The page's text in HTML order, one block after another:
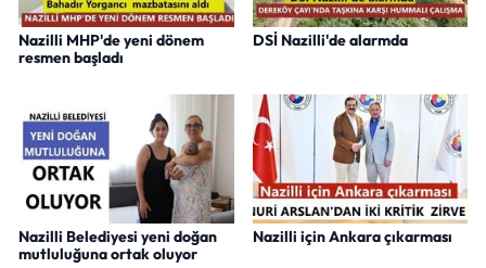
Nazilli MHP'de yeni dönem
resmen başladı
DSİ Nazilli'de alarmda
Nazilli Belediyesi yeni doğan
mutluluğuna ortak oluyor
Nazilli için Ankara çıkarması